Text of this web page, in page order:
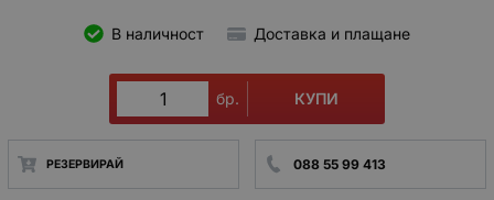
В наличност Доставка и плащане
бр. КУПИ
РЕЗЕРВИРАЙ 088 55 99 413